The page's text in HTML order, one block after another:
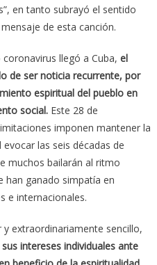
en tanto subrayó el sentido
de esta canción.
llegó a Cuba, el
de ser noticia recurrente, por
espiritual del pueblo en
social.Este 28 de
imponen mantener la
las seis décadas de
muchos bailarán al ritmo
han ganado simpatía en
e internacionales.
extraordinariamente sencillo,
intereses individuales ante